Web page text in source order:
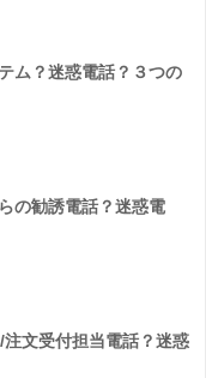
ム？迷惑電話？３つの
の勧誘電話？迷惑電
文受付担当電話？迷惑